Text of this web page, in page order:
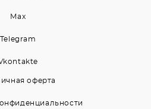
Max
Telegram
оферта